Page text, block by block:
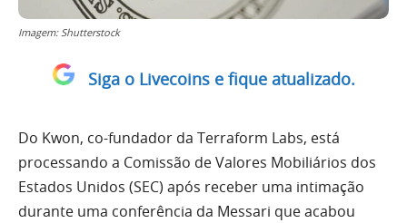
Imagem: Shutterstock
Siga o Livecoins e fique atualizado.
Do Kwon, co-fundador da Terraform Labs, está
processando a Comissão de Valores Mobiliários dos
Estados Unidos (SEC) após receber uma intimação
durante uma conferência da Messari que acabou